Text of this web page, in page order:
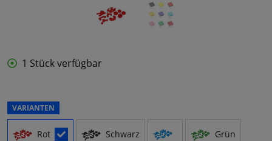
1 Stück verfügbar
VARIANTEN
Rot Schwarz Grün